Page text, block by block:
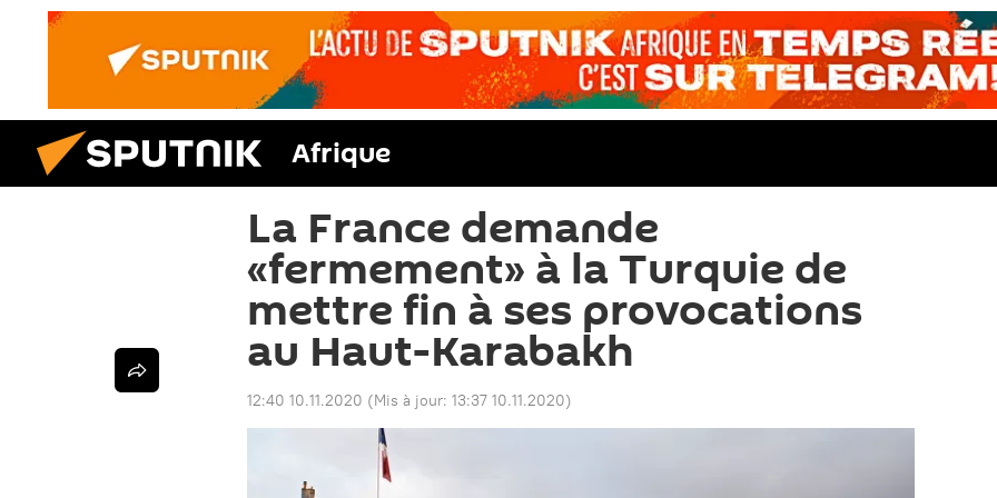
Afrique
La France demande
«fermement» à la Turquie de
mettre fin à ses provocations
au Haut-Karabakh
12:40 10.11.2020 (Mis à jour: 13:37 10.11.2020)